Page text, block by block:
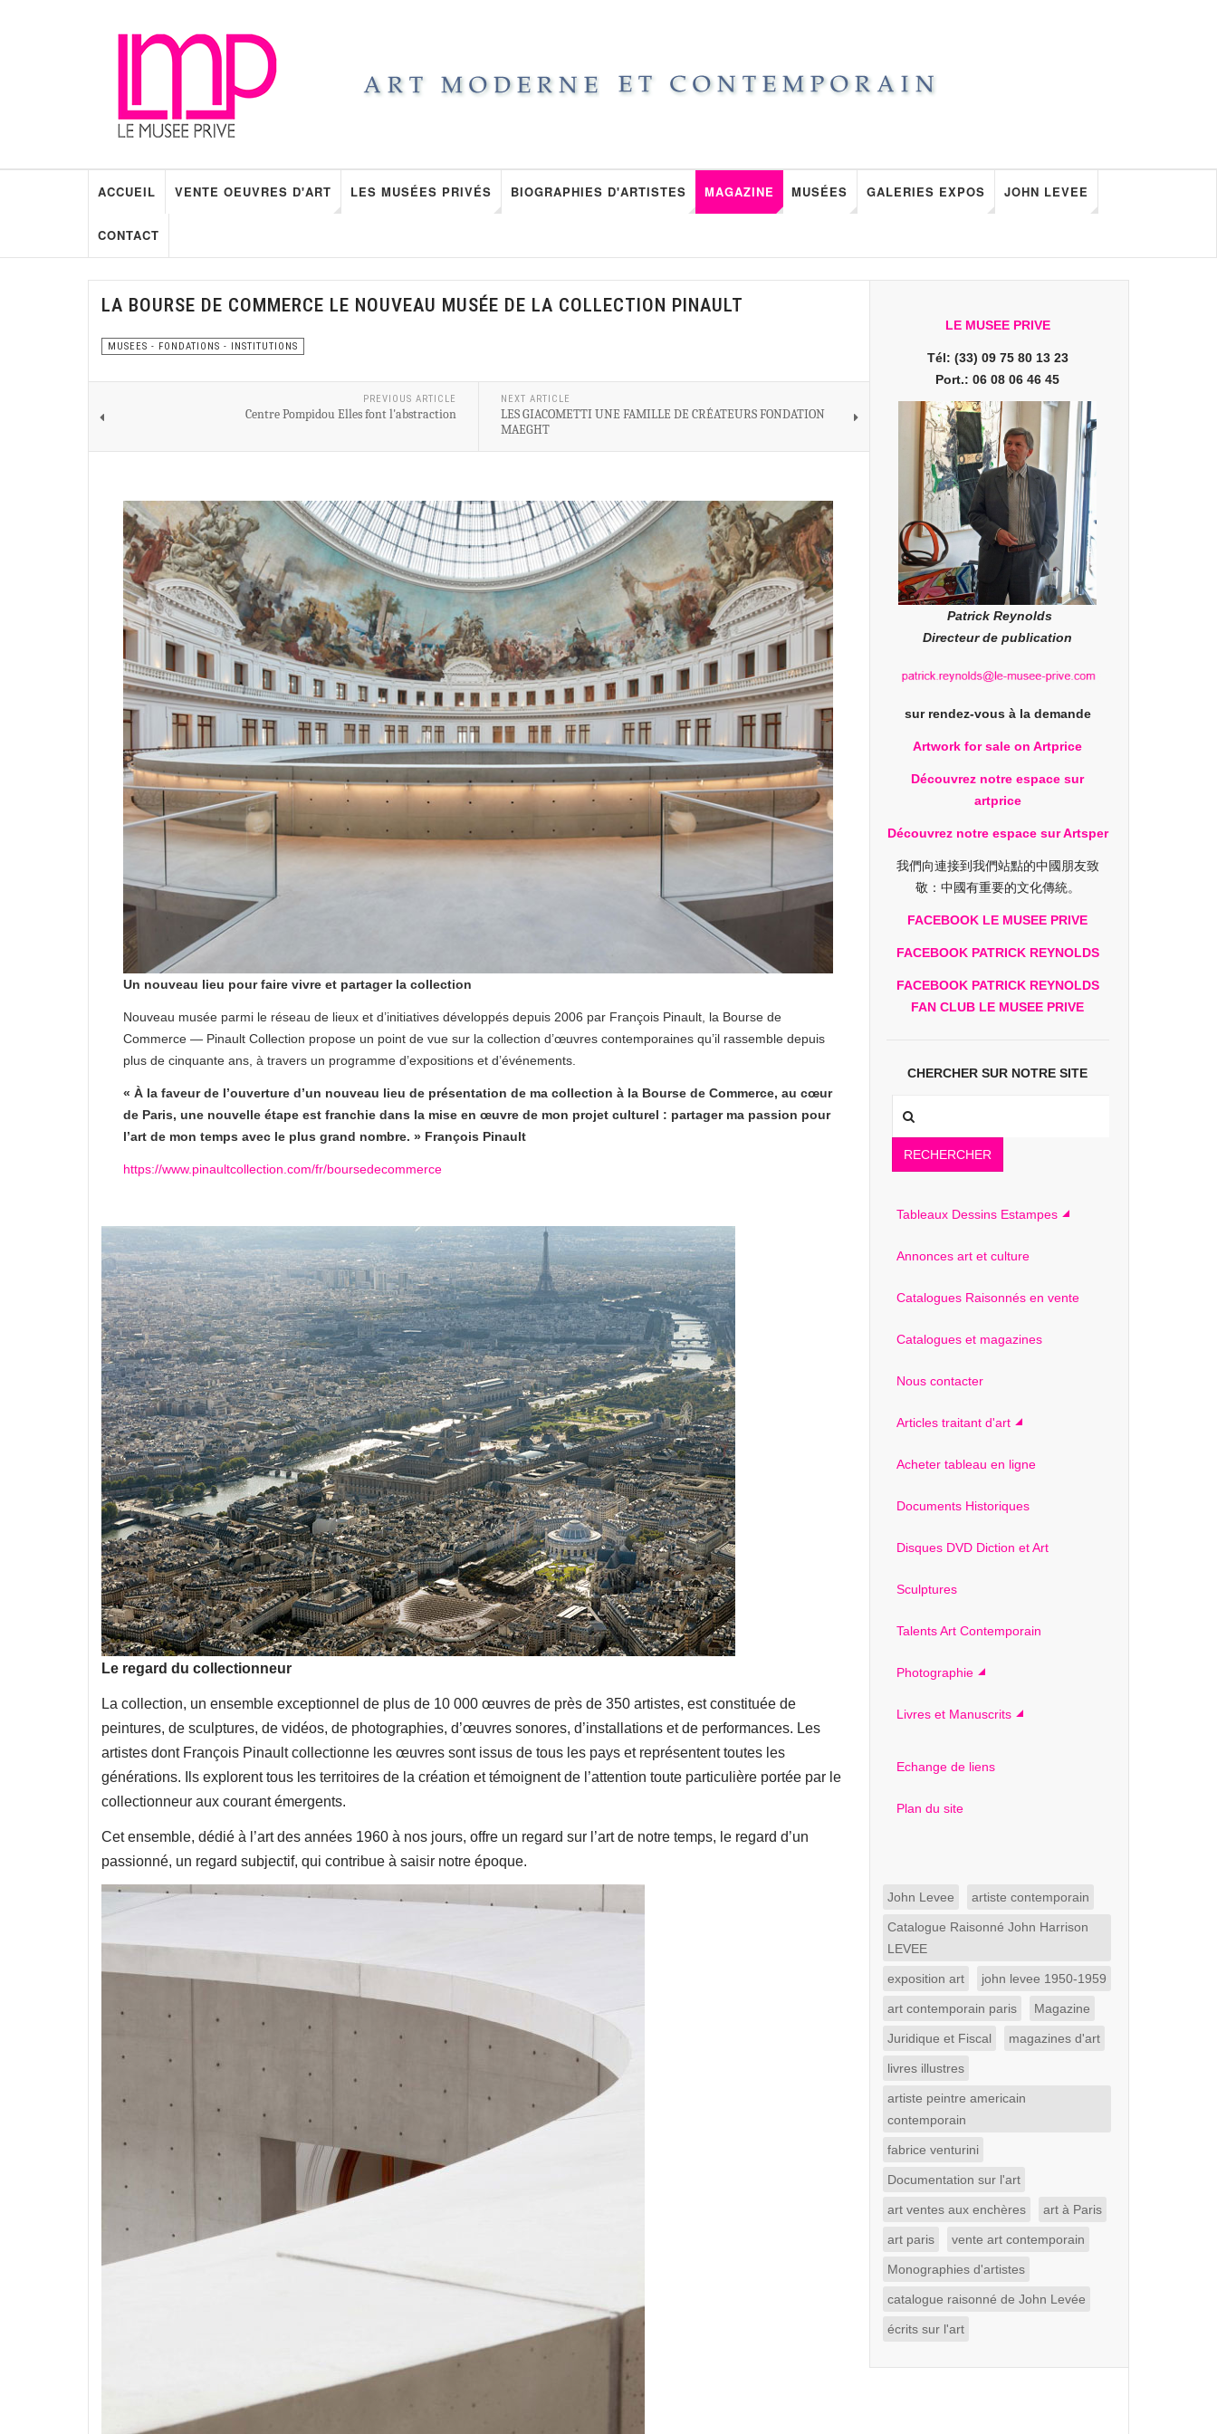
ACCUEIL VENTE OEUVRES D'ART LES MUSÉES PRIVÉS BIOGRAPHIES D'ARTISTES MAGAZINE MUSÉES GALERIES EXPOS JOHN LEVEE
CONTACT
LA BOURSE DE COMMERCE LE NOUVEAU MUSÉE DE LA COLLECTION PINAULT
MUSEES - FONDATIONS - INSTITUTIONS
PREVIOUS ARTICLE
Centre Pompidou Elles font l'abstraction
NEXT ARTICLE
LES GIACOMETTI UNE FAMILLE DE CRÉATEURS FONDATION
MAEGHT
Un nouveau lieu pour faire vivre et partager la collection
Nouveau musée parmi le réseau de lieux et d’initiatives développés depuis 2006 par François Pinault, la Bourse de
Commerce — Pinault Collection propose un point de vue sur la collection d’œuvres contemporaines qu’il rassemble depuis
plus de cinquante ans, à travers un programme d’expositions et d’événements.
« À la faveur de l’ouverture d’un nouveau lieu de présentation de ma collection à la Bourse de Commerce, au cœur
de Paris, une nouvelle étape est franchie dans la mise en œuvre de mon projet culturel : partager ma passion pour
l’art de mon temps avec le plus grand nombre. » François Pinault
https://www.pinaultcollection.com/fr/boursedecommerce
Le regard du collectionneur
La collection, un ensemble exceptionnel de plus de 10 000 œuvres de près de 350 artistes, est constituée de
peintures, de sculptures, de vidéos, de photographies, d’œuvres sonores, d’installations et de performances. Les
artistes dont François Pinault collectionne les œuvres sont issus de tous les pays et représentent toutes les
générations. Ils explorent tous les territoires de la création et témoignent de l’attention toute particulière portée par le
collectionneur aux courant émergents.
Cet ensemble, dédié à l’art des années 1960 à nos jours, offre un regard sur l’art de notre temps, le regard d’un
passionné, un regard subjectif, qui contribue à saisir notre époque.
LE MUSEE PRIVE
Tél: (33) 09 75 80 13 23
Port.: 06 08 06 46 45
Patrick Reynolds
Directeur de publication
sur rendez-vous à la demande
Artwork for sale on Artprice
Découvrez notre espace sur
artprice
Découvrez notre espace sur Artsper
我們向連接到我們站點的中國朋友致
敬：中國有重要的文化傳統。
FACEBOOK LE MUSEE PRIVE
FACEBOOK PATRICK REYNOLDS
FACEBOOK PATRICK REYNOLDS
FAN CLUB LE MUSEE PRIVE
CHERCHER SUR NOTRE SITE
RECHERCHER
Tableaux Dessins Estampes
Annonces art et culture
Catalogues Raisonnés en vente
Catalogues et magazines
Nous contacter
Articles traitant d'art
Acheter tableau en ligne
Documents Historiques
Disques DVD Diction et Art
Sculptures
Talents Art Contemporain
Photographie
Livres et Manuscrits
Echange de liens
Plan du site
John Levee artiste contemporain
Catalogue Raisonné John Harrison
LEVEE
exposition art john levee 1950-1959
art contemporain paris Magazine
Juridique et Fiscal magazines d'art
livres illustres
artiste peintre americain
contemporain
fabrice venturini
Documentation sur l'art
art ventes aux enchères art à Paris
art paris vente art contemporain
Monographies d'artistes
catalogue raisonné de John Levée
écrits sur l'art